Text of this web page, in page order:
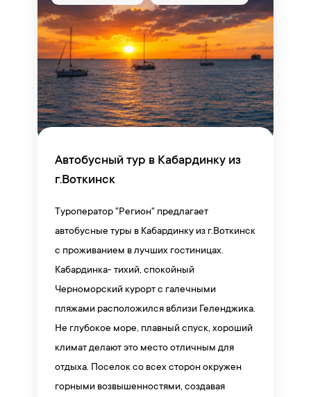
Автобусный тур в Кабардинку из
г.Воткинск
Туроператор "Регион" предлагает
автобусные туры в Кабардинку из г.Воткинск
с проживанием в лучших гостиницах.
Кабардинка- тихий, спокойный
Черноморский курорт с галечными
пляжами расположился вблизи Геленджика.
Не глубокое море, плавный спуск, хороший
климат делают это место отличным для
отдыха. Поселок со всех сторон окружен
горными возвышенностями, создавая